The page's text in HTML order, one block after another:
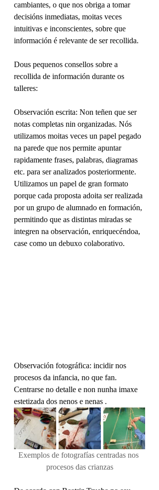
cambiantes, o que nos obriga a tomar
decisións inmediatas, moitas veces
intuitivas e inconscientes, sobre que
información é relevante de ser recollida.
Dous pequenos consellos sobre a
recollida de información durante os
talleres:
Observación escrita: Non teñen que ser
notas completas nin organizadas. Nós
utilizamos moitas veces un papel pegado
na parede que nos permite apuntar
rapidamente frases, palabras, diagramas
etc. para ser analizados posteriormente.
Utilizamos un papel de gran formato
porque cada proposta adoita ser realizada
por un grupo de alumnado en formación,
permitindo que as distintas miradas se
integren na observación, enriquecéndoa,
case como un debuxo colaborativo.
Observación fotográfica: incidir nos
procesos da infancia, no que fan.
Centrarse no detalle e non nunha imaxe
estetizada dos nenos e nenas .
Exemplos de fotografías centradas nos
procesos das crianzas